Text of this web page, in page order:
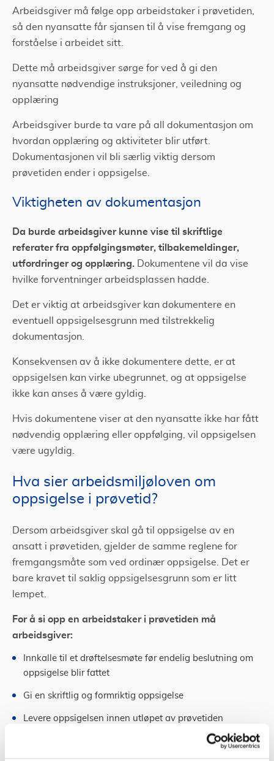
Arbeidsgiver må følge opp arbeidstaker i prøvetiden,
så den nyansatte får sjansen til å vise fremgang og
forståelse i arbeidet sitt.
Dette må arbeidsgiver sørge for ved å gi den
nyansatte nødvendige instruksjoner, veiledning og
opplæring
Arbeidsgiver burde ta vare på all dokumentasjon om
hvordan opplæring og aktiviteter blir utført.
Dokumentasjonen vil bli særlig viktig dersom
prøvetiden ender i oppsigelse.
Viktigheten av dokumentasjon
Da burde arbeidsgiver kunne vise til skriftlige
referater fra oppfølgingsmøter, tilbakemeldinger,
utfordringer og opplæring.
Dokumentene vil da vise
hvilke forventninger arbeidsplassen hadde.
Det er viktig at arbeidsgiver kan dokumentere en
eventuell oppsigelsesgrunn med tilstrekkelig
dokumentasjon.
Konsekvensen av å ikke dokumentere dette, er at
oppsigelsen kan virke ubegrunnet, og at oppsigelse
ikke kan anses å være gyldig.
Hvis dokumentene viser at den nyansatte ikke har fått
nødvendig opplæring eller oppfølging, vil oppsigelsen
være ugyldig.
Hva sier arbeidsmiljøloven om
oppsigelse i prøvetid?
Dersom arbeidsgiver skal gå til oppsigelse av en
ansatt i prøvetiden, gjelder de samme reglene for
fremgangsmåte som ved ordinær oppsigelse. Det er
bare kravet til saklig oppsigelsesgrunn som er litt
lempet.
For å si opp en arbeidstaker i prøvetiden må
arbeidsgiver:
Innkalle til et drøftelsesmøte før endelig beslutning om
oppsigelse blir fattet
Gi en skriftlig og formriktig oppsigelse
Levere oppsigelsen innen utløpet av prøvetiden
Trenger du advokat i forbindelse med